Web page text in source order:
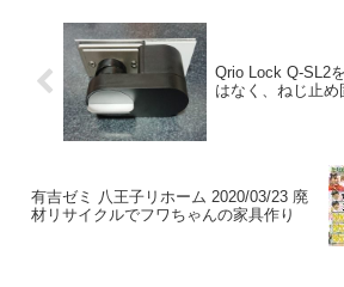
Qrio Lock Q-SL2
はなく、ねじ止め
有吉ゼミ 八王子リホーム 2020/03/23 廃
材リサイクルでフワちゃんの家具作り